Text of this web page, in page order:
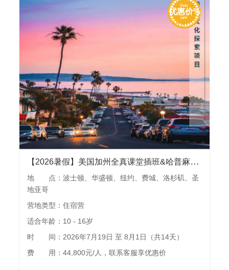
优惠价%
【2026暑假】美国加州全真课堂插班&哈普麻耶UCLA名校参访，游览洛杉矶、波士顿、华盛顿、费城、纽约知名景点
地 点：波士顿、华盛顿、纽约、费城、洛杉矶、圣
地亚哥
营地类型：住宿营
适合年龄：10 - 16岁
时 间：2026年7月19日 至 8月1日（共14天）
费 用：44,800元/人，联系客服享优惠价